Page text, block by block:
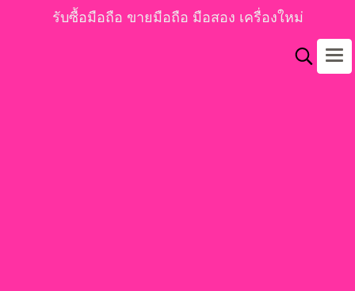
รับซื้อมือถือ ขายมือถือ มือสอง เครื่องใหม่